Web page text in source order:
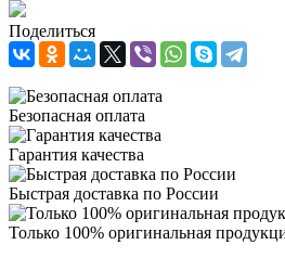
Поделиться
Безопасная оплата
Гарантия качества
Быстрая доставка по России
Только 100% оригинальная